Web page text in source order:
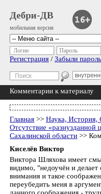
Дебри-ДВ
мобильная версия
Логин Пароль
Регистрация / Забыли
Комментарии к материалу
Главная >> Наука,
Отсутствие «разнузданной
Сахалинской области >>
Киселёв Виктор
Виктора Шляхова имеет
видимо, "недоучён и
внимания и такое
переубедить меня в